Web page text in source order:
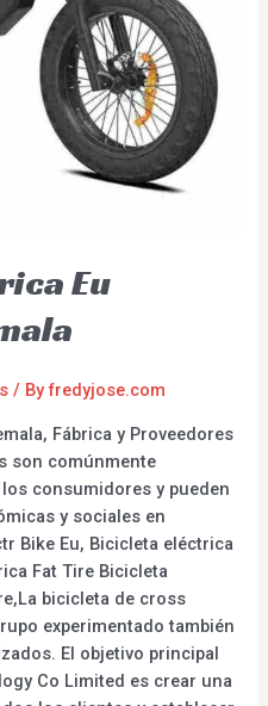
Eu
/ Byfredyjose.com
Fábrica y Proveedores
son comúnmente
consumidores y pueden
y sociales en
Bike Eu, Bicicleta eléctrica
Fat Tire Bicicleta
bicicleta de cross
experimentado también
El objetivo principal
Co Limited es crear una